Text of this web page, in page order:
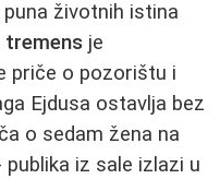
životnih istina
tremens je
priče o pozorištu i
Ejdusa ostavlja bez
o sedam žena na
iz sale izlazi u